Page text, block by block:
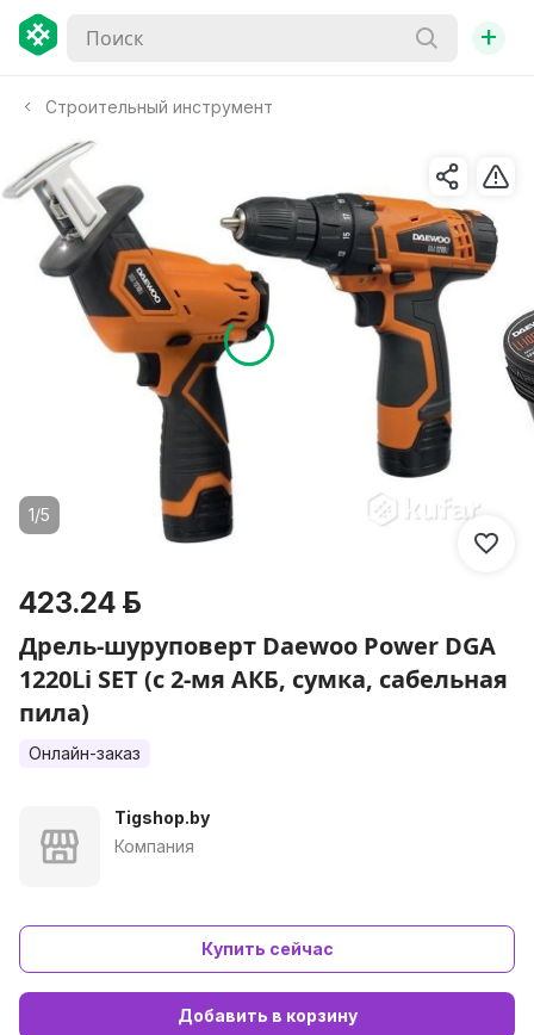
+
Строительный инструмент
1/5
423.24 р.
Дрель-шуруповерт Daewoo Power DGA
1220Li SET (с 2-мя АКБ, сумка, сабельная
пила)
Онлайн-заказ
Tigshop.by
Компания
Купить сейчас
Добавить в корзину